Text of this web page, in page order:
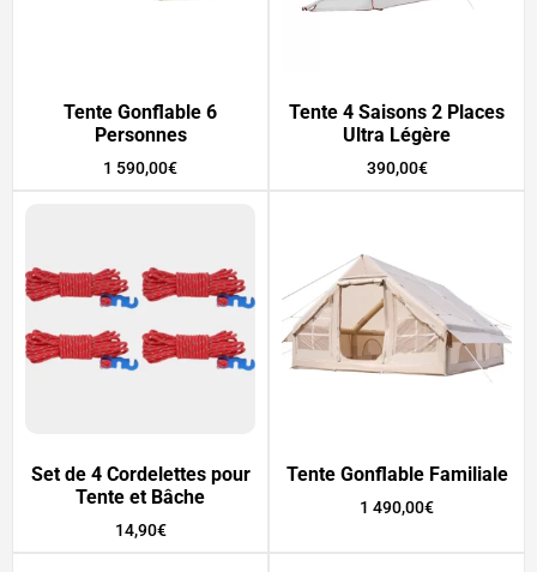
Tente Gonflable 6
Personnes
1 590,00€
Tente 4 Saisons 2 Places
Ultra Légère
390,00€
Set de 4 Cordelettes pour
Tente et Bâche
14,90€
Tente Gonflable Familiale
1 490,00€